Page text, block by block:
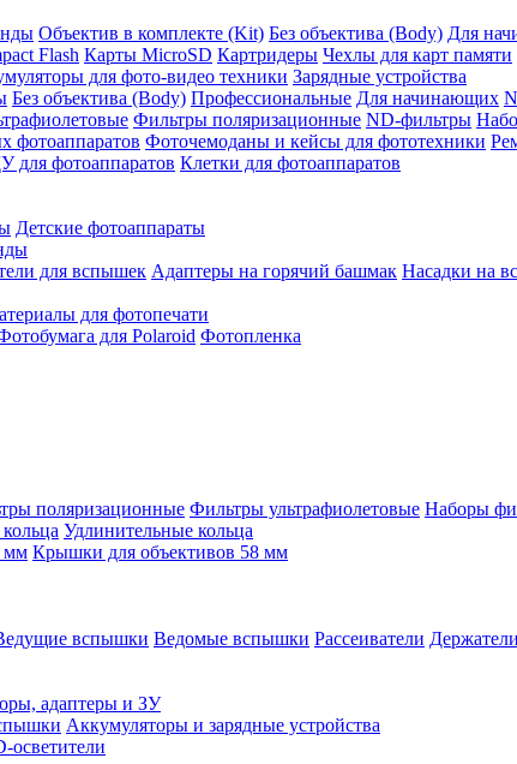
Объектив в комплекте (Kit) Без объектива (Body) Для
Flash Карты MicroSD Картридеры Чехлы для карт памяти
для фото-видео техники Зарядные устройства
Без объектива (Body) Профессиональные Для начинающих
Фильтры поляризационные ND-фильтры
фотоаппаратов Фоточемоданы и кейсы для фототехники
для фотоаппаратов Клетки для фотоаппаратов
Детские фотоаппараты
для вспышек Адаптеры на горячий башмак Насадки на
для фотопечати
для Polaroid Фотопленка
поляризационные Фильтры ультрафиолетовые Наборы
Удлинительные кольца
мм Крышки для объективов 58 мм
вспышки Ведомые вспышки Рассеиватели
адаптеры и ЗУ
Аккумуляторы и зарядные устройства
осветители